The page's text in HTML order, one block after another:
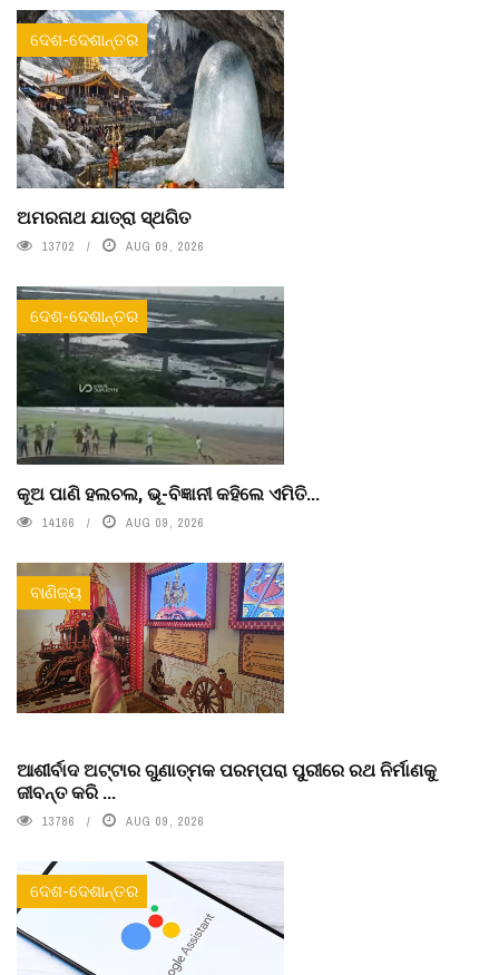
ଦେଶ-ଦେଶାନ୍ତର
ଅମରନାଥ ଯାତ୍ରା ସ୍ଥଗିତ
13702 AUG 09, 2026
ଦେଶ-ଦେଶାନ୍ତର
କୂଅ ପାଣି ହଲଚଲ, ଭୂ-ବିଜ୍ଞାନୀ କହିଲେ ଏମିତି...
14166 AUG 09, 2026
ବାଣିଜ୍ୟ
ଆଶୀର୍ବାଦ ଅଟ୍ଟାର ଗୁଣାତ୍ମକ ପରମ୍ପରା ପୁରୀରେ ରଥ ନିର୍ମାଣକୁ
ଜୀବନ୍ତ କରି ...
13786 AUG 09, 2026
ଦେଶ-ଦେଶାନ୍ତର